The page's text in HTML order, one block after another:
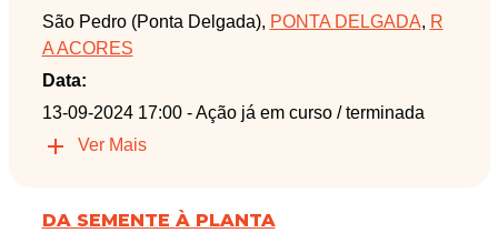
São Pedro (Ponta Delgada), PONTA DELGADA, R
A ACORES
Data:
13-09-2024 17:00 - Ação já em curso / terminada
Ver Mais
DA SEMENTE À PLANTA